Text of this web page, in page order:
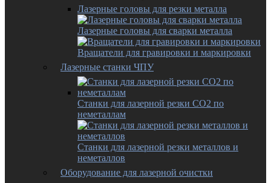
Лазерные головы для резки металла
Лазерные головы для сварки металла
Вращатели для гравировки и маркировки
Лазерные станки ЧПУ
Станки для лазерной резки CO2 по
неметаллам
Станки для лазерной резки металлов и
неметаллов
Оборудование для лазерной очистки